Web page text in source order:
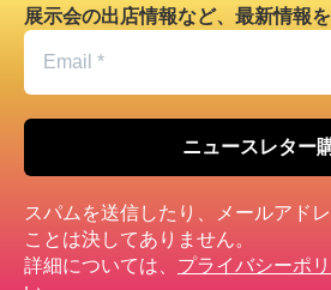
展示会の出店情報など、最新情報
Email
スパムを送信したり、メールアド
ことは決してありません。
詳細については、 プライバシーポ
オフィスアクセス 出
©international-ramen-